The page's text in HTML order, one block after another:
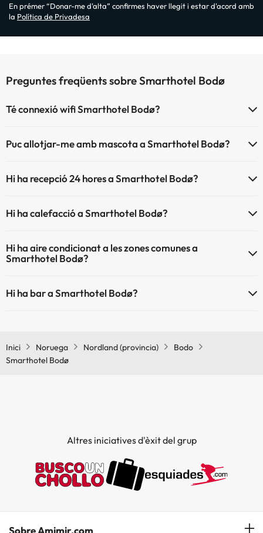
En prémer “Donar-me d'alta” confirmes haver llegit i estar d'acord amb
la Política de Privadesa
Preguntes freqüents sobre Smarthotel Bodø
Té connexió wifi Smarthotel Bodø?
Puc allotjar-me amb mascota a Smarthotel Bodø?
Hi ha recepció 24 hores a Smarthotel Bodø?
Hi ha calefacció a Smarthotel Bodø?
Hi ha aire condicionat a les zones comunes a
Smarthotel Bodø?
Hi ha bar a Smarthotel Bodø?
Inici Noruega Nordland (provincia)
Bodo
Smarthotel Bodø
Altres iniciatives d'èxit del grup